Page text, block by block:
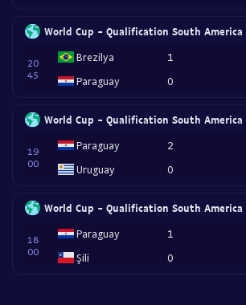
World Cup - Qualification South America
20
45
Brezilya
Paraguay
1
0
World Cup - Qualification South America
19
00
Paraguay
Uruguay
2
0
World Cup - Qualification South America
18
00
Paraguay
Şili
1
0